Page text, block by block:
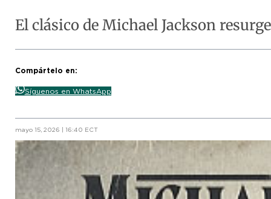
El clásico de Michael Jackson
Compártelo en:
Síguenos en WhatsApp
mayo 15, 2026 | 16:40 ECT